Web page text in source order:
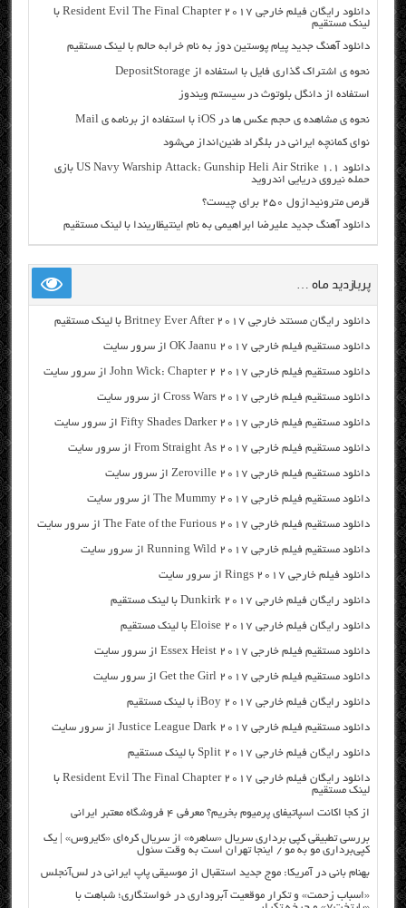
دانلود رایگان فیلم خارجی Resident Evil The Final Chapter 2017 با
لینک مستقیم
دانلود آهنگ جدید پیام پوستین دوز به نام خرابه حالم با لینک مستقیم
نحوه ی اشتراک گذاری فایل با استفاده از DepositStorage
استفاده از دانگل بلوتوث در سیستم ویندوز
نحوه ی مشاهده ی حجم عکس ها در iOS با استفاده از برنامه ی Mail
نوای کمانچه ایرانی در بلگراد طنین‌انداز می‌شود
دانلود US Navy Warship Attack: Gunship Heli Air Strike 1.1 بازی
حمله نیروی دریایی اندروید
قرص مترونیدازول ۲۵۰ برای چیست؟
دانلود آهنگ جدید علیرضا ابراهیمی به نام اینتیظاریندا با لینک مستقیم
پربازدید ماه …
دانلود رایگان مسنتد خارجی Britney Ever After 2017 با لینک مستقیم
دانلود مستقیم فیلم خارجی OK Jaanu 2017 از سرور سایت
دانلود مستقیم فیلم خارجی John Wick: Chapter 2 2017 از سرور سایت
دانلود مستقیم فیلم خارجی Cross Wars 2017 از سرور سایت
دانلود مستقیم فیلم خارجی Fifty Shades Darker 2017 از سرور سایت
دانلود مستقیم فیلم خارجی From Straight As 2017 از سرور سایت
دانلود مستقیم فیلم خارجی Zeroville 2017 از سرور سایت
دانلود مستقیم فیلم خارجی The Mummy 2017 از سرور سایت
دانلود مستقیم فیلم خارجی The Fate of the Furious 2017 از سرور سایت
دانلود مستقیم فیلم خارجی Running Wild 2017 از سرور سایت
دانلود فیلم خارجی Rings 2017 از سرور سایت
دانلود رایگان فیلم خارجی Dunkirk 2017 با لینک مستقیم
دانلود رایگان فیلم خارجی Eloise 2017 با لینک مستقیم
دانلود مستقیم فیلم خارجی Essex Heist 2017 از سرور سایت
دانلود مستقیم فیلم خارجی Get the Girl 2017 از سرور سایت
دانلود رایگان فیلم خارجی iBoy 2017 با لینک مستقیم
دانلود مستقیم فیلم خارجی Justice League Dark 2017 از سرور سایت
دانلود رایگان فیلم خارجی Split 2017 با لینک مستقیم
دانلود رایگان فیلم خارجی Resident Evil The Final Chapter 2017 با
لینک مستقیم
از کجا اکانت اسپاتیفای پرمیوم بخریم؟ معرفی ۴ فروشگاه معتبر ایرانی
بررسی تطبیقی کپی برداری سریال «ساهره» از سریال کره‌ای «کایروس» | یک
کپی‌برداری مو به مو / اینجا تهران است به وقت سئول
بهنام بانی در آمریکا: موج جدید استقبال از موسیقی پاپ ایرانی در لس‌آنجلس
«اسباب زحمت» و تکرار موقعیت آبروداری در خواستگاری؛ شباهت با